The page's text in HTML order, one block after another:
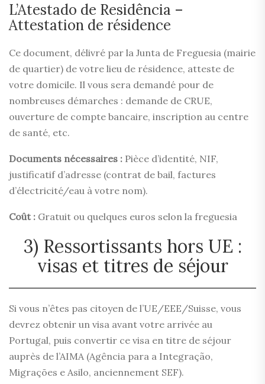
L’Atestado de Residência –
Attestation de résidence
Ce document, délivré par la Junta de Freguesia (mairie
de quartier) de votre lieu de résidence, atteste de
votre domicile. Il vous sera demandé pour de
nombreuses démarches : demande de CRUE,
ouverture de compte bancaire, inscription au centre
de santé, etc.
Documents nécessaires : Pièce d’identité, NIF,
justificatif d’adresse (contrat de bail, factures
d’électricité/eau à votre nom).
Coût : Gratuit ou quelques euros selon la freguesia
3) Ressortissants hors UE :
visas et titres de séjour
Si vous n’êtes pas citoyen de l’UE/EEE/Suisse, vous
devrez obtenir un visa avant votre arrivée au
Portugal, puis convertir ce visa en titre de séjour
auprès de l’AIMA (Agência para a Integração,
Migrações e Asilo, anciennement SEF).